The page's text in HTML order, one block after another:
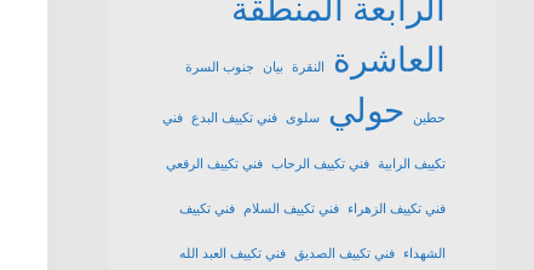
الرابعة المنطقة
العاشرة
النقرة بيان جنوب السرة
حطين حولي سلوى فني تكييف البدع فني
تكييف الرابية فني تكييف الرحاب فني تكييف الرقعي
فني تكييف الزهراء فني تكييف السلام فني تكييف
الشهداء فني تكييف الصديق فني تكييف العبد الله